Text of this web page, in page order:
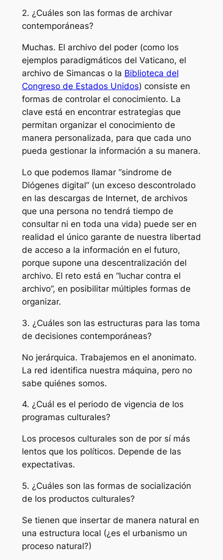
2. ¿Cuáles son las formas de archivar
contemporáneas?
Muchas. El archivo del poder (como los
ejemplos paradigmáticos del Vaticano, el
archivo de Simancas o la Biblioteca del
Congreso de Estados Unidos) consiste en
formas de controlar el conocimiento. La
clave está en encontrar estrategias que
permitan organizar el conocimiento de
manera personalizada, para que cada uno
pueda gestionar la información a su manera.
Lo que podemos llamar “sindrome de
Diógenes digital” (un exceso descontrolado
en las descargas de Internet, de archivos
que una persona no tendrá tiempo de
consultar ni en toda una vida) puede ser en
realidad el único garante de nuestra libertad
de acceso a la información en el futuro,
porque supone una descentralización del
archivo. El reto está en “luchar contra el
archivo”, en posibilitar múltiples formas de
organizar.
3. ¿Cuáles son las estructuras para las toma
de decisiones contemporáneas?
No jerárquica. Trabajemos en el anonimato.
La red identifica nuestra máquina, pero no
sabe quiénes somos.
4. ¿Cuál es el periodo de vigencia de los
programas culturales?
Los procesos culturales son de por sí más
lentos que los políticos. Depende de las
expectativas.
5. ¿Cuáles son las formas de socialización
de los productos culturales?
Se tienen que insertar de manera natural en
una estructura local (¿es el urbanismo un
proceso natural?)